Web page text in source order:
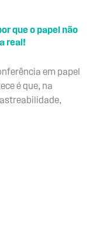
que o papel não
real!
em papel
é que, na